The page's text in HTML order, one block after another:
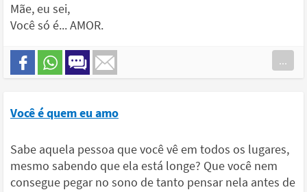
Mãe, eu sei,
Você só é... AMOR.
...
Você é quem eu amo
Sabe aquela pessoa que você vê em todos os lugares,
mesmo sabendo que ela está longe? Que você nem
consegue pegar no sono de tanto pensar nela antes de